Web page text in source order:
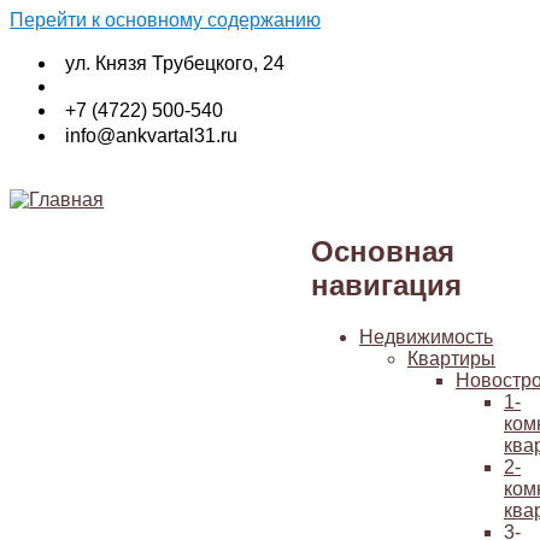
Перейти к основному содержанию
ул. Князя Трубецкого, 24
+7 (4722) 500-540
info@ankvartal31.ru
Основная
навигация
Недвижимость
Квартиры
1-
2-
3-